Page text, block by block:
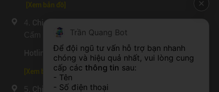
[Xem bản đồ]
4. Chi nhánh Đà Nẵng
Cẩm Lệ, TP. Đà Nẵng.
Hotline : 0326.016.579
Xem bản đồ]
5. Chi nhánh An Giang: Số 841 Trần Hưng Đạo, P.
Trần Quang Bot
Để đội ngũ tư vấn hỗ trợ bạn nhanh
chóng và hiệu quả nhất, vui lòng cung
cấp các thông tin sau:
- Tên
- Số điện thoại